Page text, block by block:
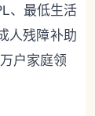
、最低生活
人残障补助
户家庭领